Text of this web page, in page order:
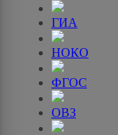
ГИА
НОКО
ФГОС
ОВЗ